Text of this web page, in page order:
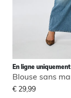
En ligne uniquement
€ 29,99